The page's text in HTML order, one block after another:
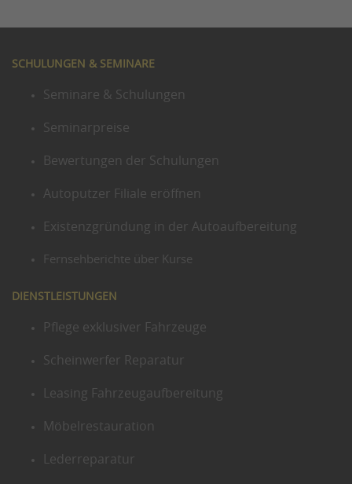
SCHULUNGEN & SEMINARE
Seminare & Schulungen
Seminarpreise
Bewertungen der Schulungen
Autoputzer Filiale eröffnen
Existenzgründung in der Autoaufbereitung
Fernsehberichte über Kurse
DIENSTLEISTUNGEN
Pflege exklusiver Fahrzeuge
Scheinwerfer Reparatur
Leasing Fahrzeugaufbereitung
Möbelrestauration
Lederreparatur